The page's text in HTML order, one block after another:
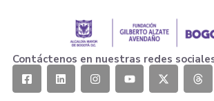
Contáctenos en nuestras redes